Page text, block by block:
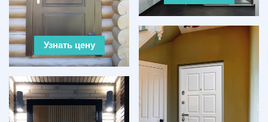
Узнать цену